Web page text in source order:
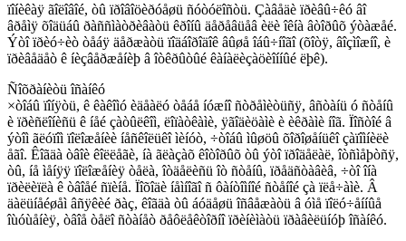
ïîíèêàÿ ãîëîâîé, òû ïðîâîöèðóåøü ñóòóëîñòü. Çàâåäè ïðèâû÷êó âî
âðåìÿ õîäüáû ðàññìàòðèâàòü êðîíû äåðåâüåâ èëè îêíà âòîðûõ ýòàæåé.
Ýòî ïðèó÷èò òåáÿ äåðæàòü ïîäáîðîäîê âûøå îáû÷íîãî (õîòÿ, âîçìîæíî, è
ïðèâåäåò ê íèçâåðæåíèþ â îòêðûòûé êàíàëèçàöèîííûé ëþê).
Ñîõðàíèòü îñàíêó
×òîáû ïîíÿòü, ê êàêîìó èäåàëó òåáå íóæíî ñòðåìèòüñÿ, âñòàíü ó ñòåíû
è ïðèñëîíèñü ê íåé çàòûëêîì, ëîïàòêàìè, ÿãîäèöàìè è èêðàìè íîã. Ïîñòîé â
ýòîì ãëóïîì ïîëîæåíèè íåñêîëüêî ìèíóò, ÷òîáû ìûøöû õîðîøåíüêî çàïîìíèëè
åãî. Êîãäà òâîè êîëëåãè, íà ãëàçàõ êîòîðûõ òû ýòî ïðîäåëàë, îòñìåþòñÿ,
òû, íå ìåíÿÿ ïîëîæåíèÿ òåëà, îòäåëèñü îò ñòåíû, ïðåäñòàâèâ, ÷òî îíà
ïðèëèïëà ê òâîåé ñïèíå. Ïîõîäè íåìíîãî ñ ôàíòîìíîé ñòåíîé çà ïëå÷àìè. Â
äàëüíåéøåì âñÿêèé ðàç, êîãäà òû áóäåøü îñâåæàòü â óìå ïîëó÷åííûå
îùóùåíèÿ, òâîå òåëî ñòàíåò ðåôëåêòîðíî ïðèíèìàòü ïðàâèëüíóþ îñàíêó.